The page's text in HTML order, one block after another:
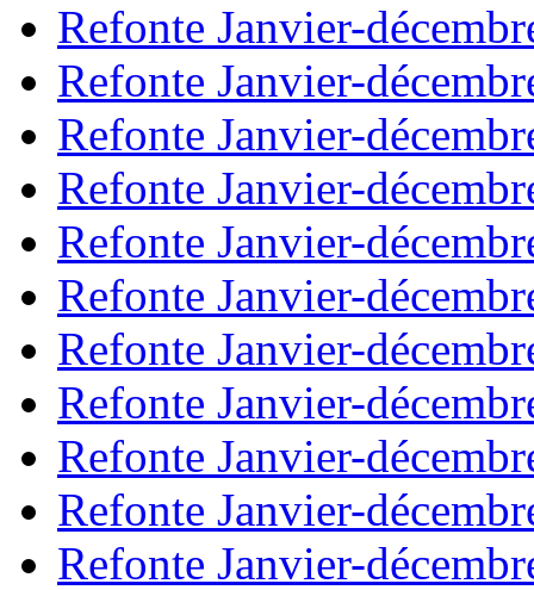
Refonte Janvier-
Refonte Janvier-
Refonte Janvier-
Refonte Janvier-
Refonte Janvier-
Refonte Janvier-
Refonte Janvier-
Refonte Janvier-
Refonte Janvier-
Refonte Janvier-
Refonte Janvier-